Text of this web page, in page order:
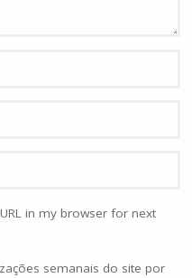
in my browser for next
semanais do site por